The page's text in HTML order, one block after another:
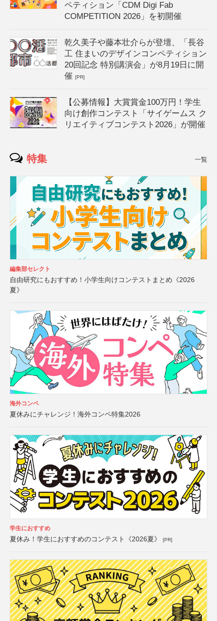
ペティション「CDM Digi Fab
COMPETITION 2026」を初開催
乾久美子や藤本壮介らが登壇、「長谷
工 住まいのデザインコンペティション
20回記念 特別講演会」が8月19日に開
催[PR]
【公募情報】大賞賞金100万円！学生
向け創作コンテスト「サイゲームス ク
リエイティブコンテスト2026」が開催
特集 一覧
編集部セレクト
自由研究にもおすすめ！小学生向けコンテストまとめ《2026
夏》
海外コンペ
夏休みにチャレンジ！海外コンペ特集2026
学生におすすめ
夏休み！学生におすすめのコンテスト《2026夏》 [PR]